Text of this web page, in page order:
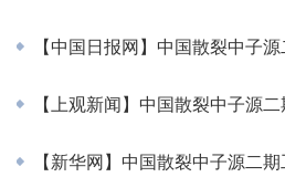
【中国日报网】中国散裂中子
【上观新闻】中国散裂中子源
【新华网】中国散裂中子源二